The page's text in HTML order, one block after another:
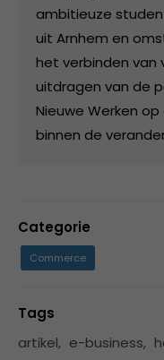
ambitieuze
uit Arnhem en
het verbinden van
uitdragen van de
Nieuwe Werken
binnen de
Categorie
Commerce
Tags
artikel, e-business,